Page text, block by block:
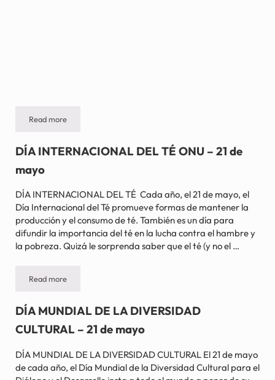
Read moreDÍA NACIONAL DE LAS FRESAS Y LA NATA – 21 de mayo
DÍA INTERNACIONAL DEL TÉ ONU – 21 de
mayo
DÍA INTERNACIONAL DEL TÉ Cada año, el 21 de mayo, el
Día Internacional del Té promueve formas de mantener la
producción y el consumo de té. También es un día para
difundir la importancia del té en la lucha contra el hambre y
la pobreza. Quizá le sorprenda saber que el té (y no el …
Read moreDÍA INTERNACIONAL DEL TÉ ONU – 21 de mayo
DÍA MUNDIAL DE LA DIVERSIDAD
CULTURAL – 21 de mayo
DÍA MUNDIAL DE LA DIVERSIDAD CULTURAL El 21 de mayo
de cada año, el Día Mundial de la Diversidad Cultural para el